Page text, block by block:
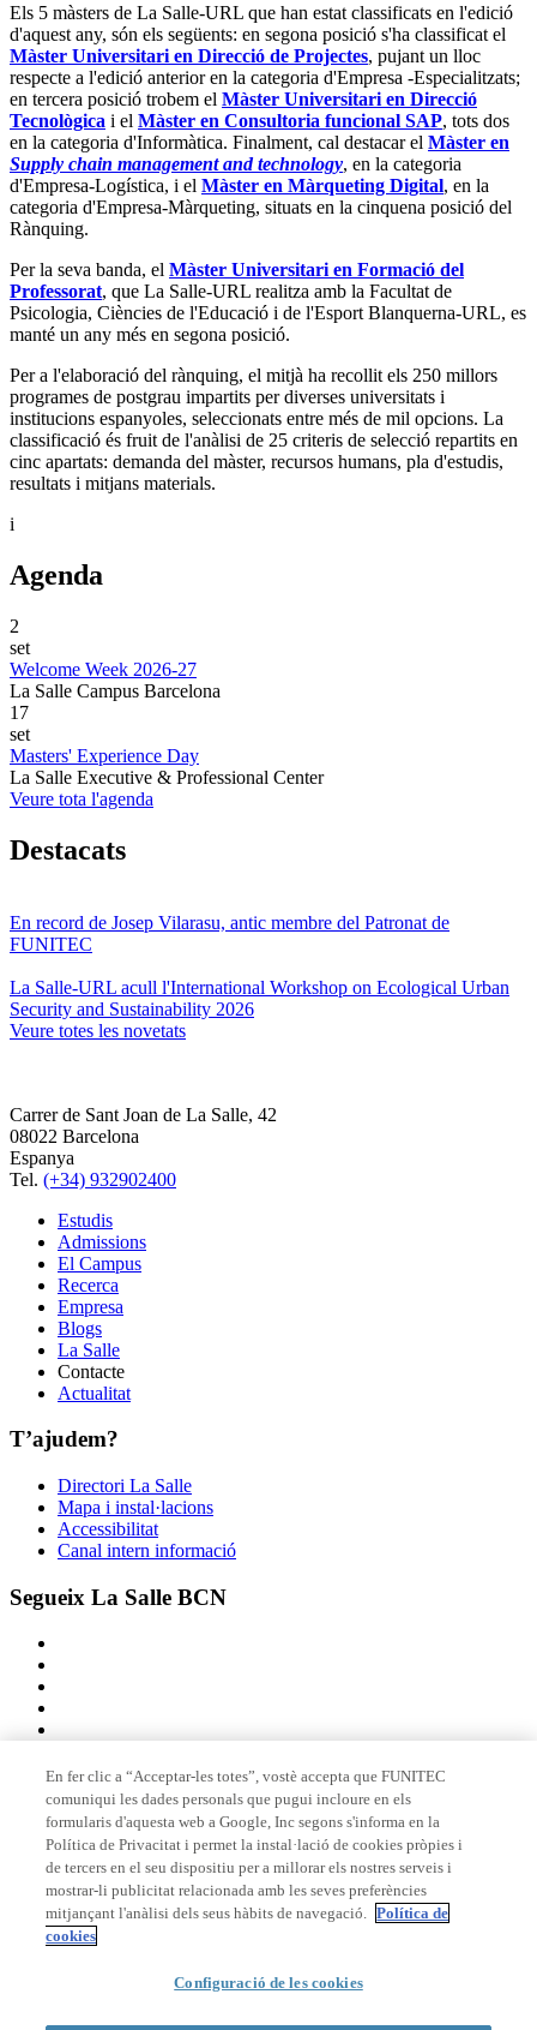
Els 5 màsters de La Salle-URL que han estat classificats en l'edició
d'aquest any, són els següents: en segona posició s'ha classificat el
Màster Universitari en Direcció de Projectes, pujant un lloc
respecte a l'edició anterior en la categoria d'Empresa -Especialitzats;
en tercera posició trobem el Màster Universitari en Direcció
Tecnològica i el Màster en Consultoria funcional SAP, tots dos
en la categoria d'Informàtica. Finalment, cal destacar el Màster en
Supply chain management and technology, en la categoria
d'Empresa-Logística, i el Màster en Màrqueting Digital, en la
categoria d'Empresa-Màrqueting, situats en la cinquena posició del
Rànquing.
Per la seva banda, el Màster Universitari en Formació del
Professorat, que La Salle-URL realitza amb la Facultat de
Psicologia, Ciències de l'Educació i de l'Esport Blanquerna-URL, es
manté un any més en segona posició.
Per a l'elaboració del rànquing, el mitjà ha recollit els 250 millors
programes de postgrau impartits per diverses universitats i
institucions espanyoles, seleccionats entre més de mil opcions. La
classificació és fruit de l'anàlisi de 25 criteris de selecció repartits en
cinc apartats: demanda del màster, recursos humans, pla d'estudis,
resultats i mitjans materials.
i
Agenda
2
set
Welcome Week 2026-27
La Salle Campus Barcelona
17
set
Masters' Experience Day
La Salle Executive & Professional Center
Veure tota l'agenda
Destacats
En record de Josep Vilarasu, antic membre del Patronat de
FUNITEC
La Salle-URL acull l'International Workshop on Ecological Urban
Security and Sustainability 2026
Veure totes les novetats
Carrer de Sant Joan de La Salle, 42
08022 Barcelona
Espanya
Tel. (+34) 932902400
Estudis
Admissions
El Campus
Recerca
Empresa
Blogs
La Salle
Contacte
Actualitat
T’ajudem?
Directori La Salle
Mapa i instal·lacions
Accessibilitat
Canal intern informació
Segueix La Salle BCN
Membre de
Acreditacions
© 2026 La Salle Campus Barcelona - URL |Avís legal
En fer clic a “Acceptar-les totes”, vostè accepta que FUNITEC
comuniqui les dades personals que pugui incloure en els
formularis d'aquesta web a Google, Inc segons s'informa en la
Política de Privacitat i permet la instal·lació de cookies pròpies i
de tercers en el seu dispositiu per a millorar els nostres serveis i
mostrar-li publicitat relacionada amb les seves preferències
mitjançant l'anàlisi dels seus hàbits de navegació. Política de
cookies
Configuració de les cookies